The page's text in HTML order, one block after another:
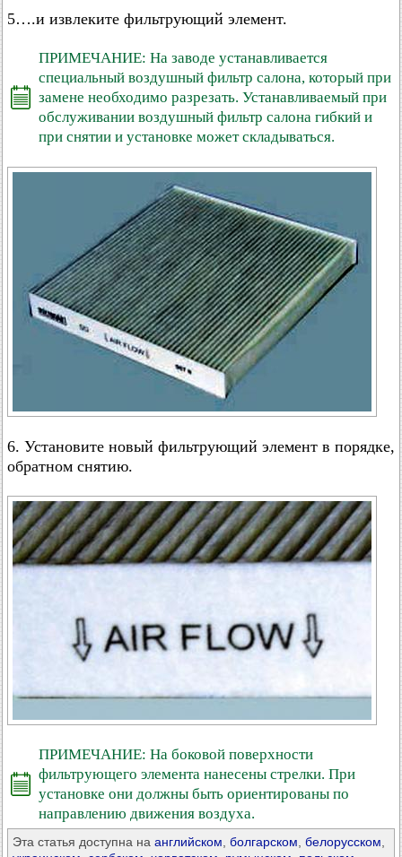
5….и извлеките фильтрующий элемент.
ПРИМЕЧАНИЕ: На заводе устанавливается
специальный воздушный фильтр салона, который при
замене необходимо разрезать. Устанавливаемый при
обслуживании воздушный фильтр салона гибкий и
при снятии и установке может складываться.
6. Установите новый фильтрующий элемент в порядке,
обратном снятию.
ПРИМЕЧАНИЕ: На боковой поверхности
фильтрующего элемента нанесены стрелки. При
установке они должны быть ориентированы по
направлению движения воздуха.
Эта статья доступна на английском болгарском белорусском